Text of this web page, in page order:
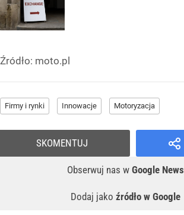
Źródło: moto.pl
Firmy i rynki Innowacje Motoryzacja
Obserwuj nas w Google News
Dodaj jako źródło w Google
SKOMENTUJ